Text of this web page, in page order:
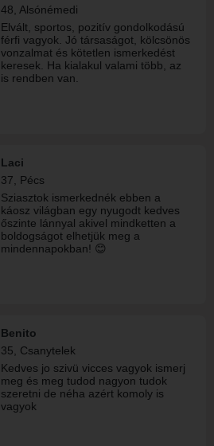
48, Alsónémedi
Elvált, sportos, pozitív gondolkodású
férfi vagyok. Jó társaságot, kölcsönös
vonzalmat és kötetlen ismerkedést
keresek. Ha kialakul valami több, az
is rendben van.
Laci
37, Pécs
Sziasztok ismerkednék ebben a
káosz világban egy nyugodt kedves
őszinte lánnyal akivel mindketten a
boldogságot elhetjük meg a
mindennapokban! 😊
Benito
35, Csanytelek
Kedves jo szivü vicces vagyok ismerj
meg és meg tudod nagyon tudok
szeretni de néha azért komoly is
vagyok